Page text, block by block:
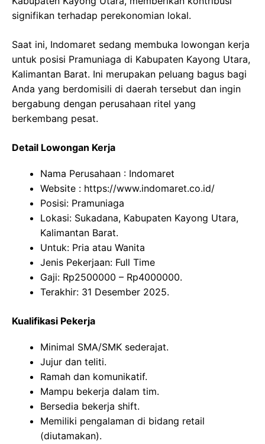
signifikan terhadap perekonomian lokal.
Saat ini, Indomaret sedang membuka lowongan kerja
untuk posisi Pramuniaga di Kabupaten Kayong Utara,
Kalimantan Barat. Ini merupakan peluang bagus bagi
Anda yang berdomisili di daerah tersebut dan ingin
bergabung dengan perusahaan ritel yang
berkembang pesat.
Detail Lowongan Kerja
Nama Perusahaan : Indomaret
Website : https://www.indomaret.co.id/
Posisi: Pramuniaga
Lokasi: Sukadana, Kabupaten Kayong Utara,
Kalimantan Barat.
Untuk: Pria atau Wanita
Jenis Pekerjaan: Full Time
Gaji: Rp2500000 – Rp4000000.
Terakhir: 31 Desember 2025.
Kualifikasi Pekerja
Minimal SMA/SMK sederajat.
Jujur dan teliti.
Ramah dan komunikatif.
Mampu bekerja dalam tim.
Bersedia bekerja shift.
Memiliki pengalaman di bidang retail
(diutamakan).